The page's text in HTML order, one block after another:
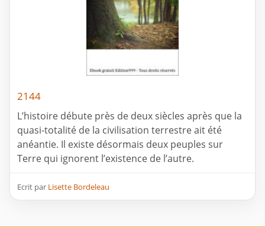
2144
L’histoire débute près de deux siècles après que la
quasi-totalité de la civilisation terrestre ait été
anéantie. Il existe désormais deux peuples sur
Terre qui ignorent l’existence de l’autre.
Ecrit par Lisette Bordeleau